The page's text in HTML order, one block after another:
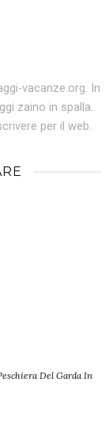
vacanze.org. In
zaino in spalla.
per il web.
Del Garda In